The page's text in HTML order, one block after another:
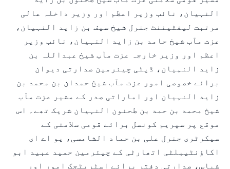
النہیان، نائب وزیر اعظم اور وزیر داخلہ عالی
مرتبت لیفٹیننٹ جنرل شیخ سیف بن زاید النہیان،
عزت مآب شیخ حامد بن زاید النہیان، نائب وزیر
اعظم اور وزیر خارجہ عزت مآب شیخ عبداللہ بن
زاید النہیان، ڈپٹی چیئرمین صدارتی دیوان
برائے خصوصی امور عزت مآب شیخ حمدان بن محمد بن
زاید النہیان اور اماراتی صدر کے مشیر عزت مآب
شیخ محمد بن حمد بن طحنون النہیان شریک تھے۔ اس
موقع پر سپریم کونسل برائے قومی سلامتی کے
سیکرٹری جنرل علی بن حماد الشامسی، یو اے ای
اکاؤنٹیبلٹی اتھارٹی کے چیئرمین حمید عبید ابو
شباس، صدارتی دفتر برائے اسٹریٹجک امور اور